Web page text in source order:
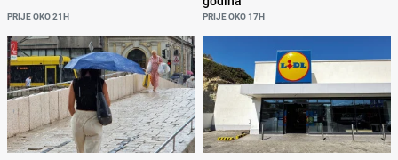
PRIJE OKO 21H PRIJE OKO 17H